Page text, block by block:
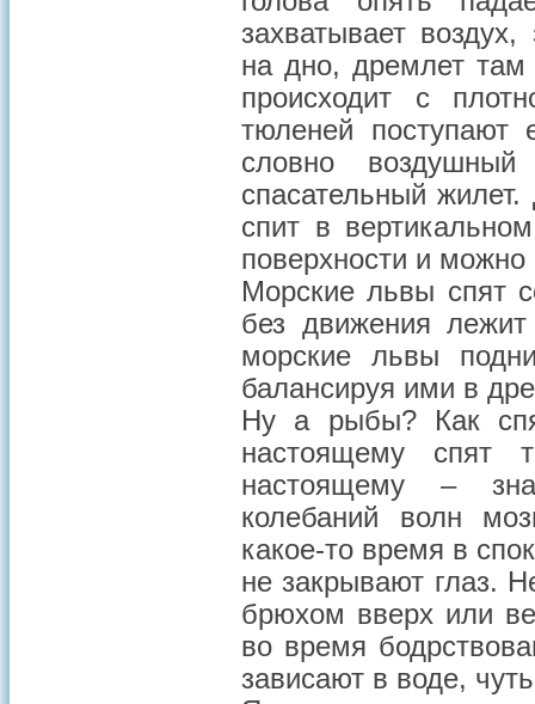
захватывает
на дно, дремлет там
происходит с
тюленей поступают
словно
спасательный
спит в
поверхности и
Морские львы спят
без движения
морские львы
балансируя ими в
Ну а рыбы? Как
настоящему спят
настоящему –
колебаний волн
какое-то время в
не закрывают глаз.
брюхом вверх или
во время
зависают в воде,